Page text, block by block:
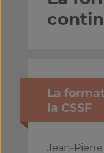
La
la CSSF
Jean-